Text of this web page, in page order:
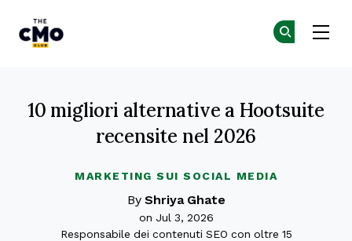
MARKETING SUI SOCIAL MEDIA
10 migliori alternative a Hootsuite
recensite nel 2026
By Shriya Ghate
on Jul 3, 2026
Responsabile dei contenuti SEO con oltre 15